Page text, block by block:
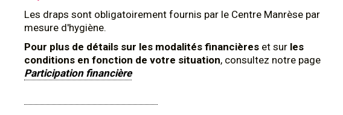
Les draps sont obligatoirement fournis par le Centre Manrèse par
mesure d'hygiène.
Pour plus de détails sur les modalités financières et sur les
conditions en fonction de votre situation, consultez notre page
Participation financière